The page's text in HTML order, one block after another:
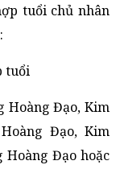
tuổi chủ nhân
Hoàng Đạo, Kim
Đạo, Kim
Đạo hoặc